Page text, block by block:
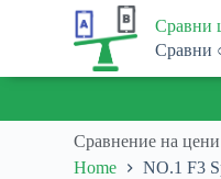
p
o
Сравни
Сравни
Сравнение на
Home
NO.1 F3